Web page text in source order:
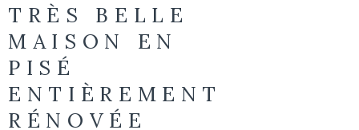
TRÈS BELLE
MAISON EN
PISÉ
ENTIÈREMENT
RÉNOVÉE